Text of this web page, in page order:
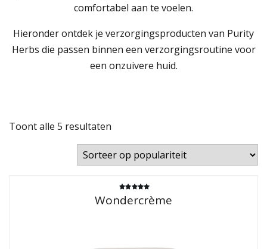
comfortabel aan te voelen.
Hieronder ontdek je verzorgingsproducten van Purity
Herbs die passen binnen een verzorgingsroutine voor
een onzuivere huid.
Toont alle 5 resultaten
op
populariteit
Gewaardeerd
5.00
Wondercrème